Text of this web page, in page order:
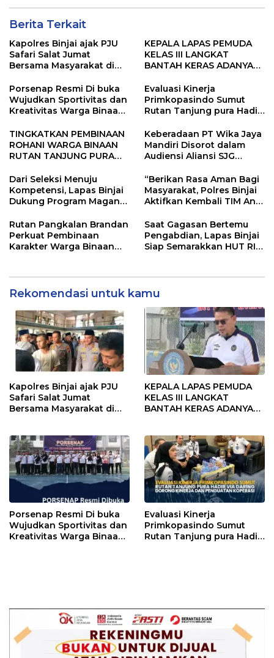
Berita Terkait
Kapolres Binjai ajak PJU
Safari Salat Jumat
Bersama Masyarakat di
KEPALA LAPAS PEMUDA
KELAS III LANGKAT
BANTAH KERAS ADANYA
SELALU DITUTUPI
TENTANG SINDIKAT
PENIPU PENJUALAN EMAS
Porsenap Resmi Di buka
Wujudkan Sportivitas dan
Kreativitas Warga Binaan
Langkat
Evaluasi Kinerja
Primkopasindo Sumut
Rutan Tanjung pura Hadir
dan Penguatan Koperasi
TINGKATKAN PEMBINAAN
ROHANI WARGA BINAAN
RUTAN TANJUNG PURA
BERSAMA KEMENTERIAN
AGAMA KABUPATEN
LANGKAT
Keberadaan PT Wika Jaya
Mandiri Disorot dalam
Audiensi Aliansi SJG
Dari Seleksi Menuju
Kompetensi, Lapas Binjai
Dukung Program Magang
“Berikan Rasa Aman Bagi
Masyarakat, Polres Binjai
Aktifkan Kembali TIM Anti
Rutan Pangkalan Brandan
Perkuat Pembinaan
Karakter Warga Binaan
Saat Gagasan Bertemu
Pengabdian, Lapas Binjai
Siap Semarakkan HUT RI
Rekomendasi untuk kamu
Kapolres Binjai ajak PJU
Safari Salat Jumat
Bersama Masyarakat di
KEPALA LAPAS PEMUDA
KELAS III LANGKAT
BANTAH KERAS ADANYA
TENTANG SINDIKAT
PENIPU PENJUALAN EMAS
Porsenap Resmi Di buka
Wujudkan Sportivitas dan
Kreativitas Warga Binaan
Evaluasi Kinerja
Primkopasindo Sumut
Rutan Tanjung pura Hadir